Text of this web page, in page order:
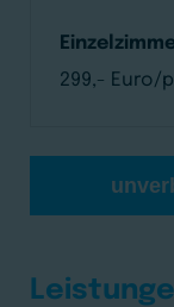
299,- Euro/